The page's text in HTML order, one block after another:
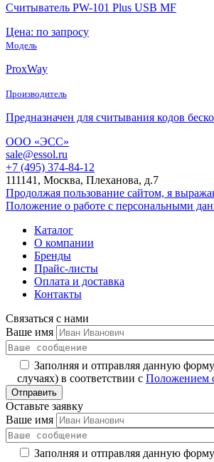
Считыватель PW-101 Plus USB MF
Цена: по запросу
Модель
ProxWay
Производитель
Предназначен для считывания кодов
ООО «ЭСС»
sale@essol.ru
+7 (495) 374-84-12
111141, Москва, Плеханова, д.7
Продолжая пользование сайтом, я
Положение о работе с персональными
Каталог
О компании
Бренды
Прайс-листы
Оплата и доставка
Контакты
Связаться с нами
Ваше имя
Заполняя и отправляя данную
случаях) в соответствии с Положением
Оставьте заявку
Ваше имя
Заполняя и отправляя данную